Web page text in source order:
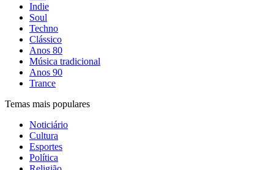
Indie
Soul
Techno
Clássico
Anos 80
Música tradicional
Anos 90
Trance
Temas mais populares
Noticiário
Cultura
Esportes
Política